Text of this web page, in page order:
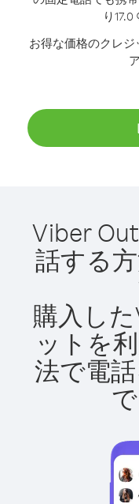
り
お得な価格のクレ
Viber
話する
購入し
ットを
法で電